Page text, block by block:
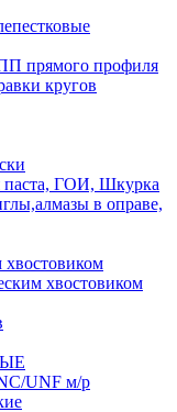
прямого профиля
кругов
паста, ГОИ, Шкурка
в оправе,
хвостовиком
хвостовиком
UNF м/р